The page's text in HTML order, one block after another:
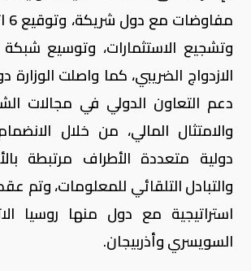
وتشجيع الاستثمارات، وتوسيع
الازدواج الضريبي، كما واصلت
دعم التعاون الدولي في مجالات
والامتثال المالي، من خلال
دولية متعددة الأطراف مرتبطة
استراتيجية مع دول منها روسيا
السويسري وأذربيجان.